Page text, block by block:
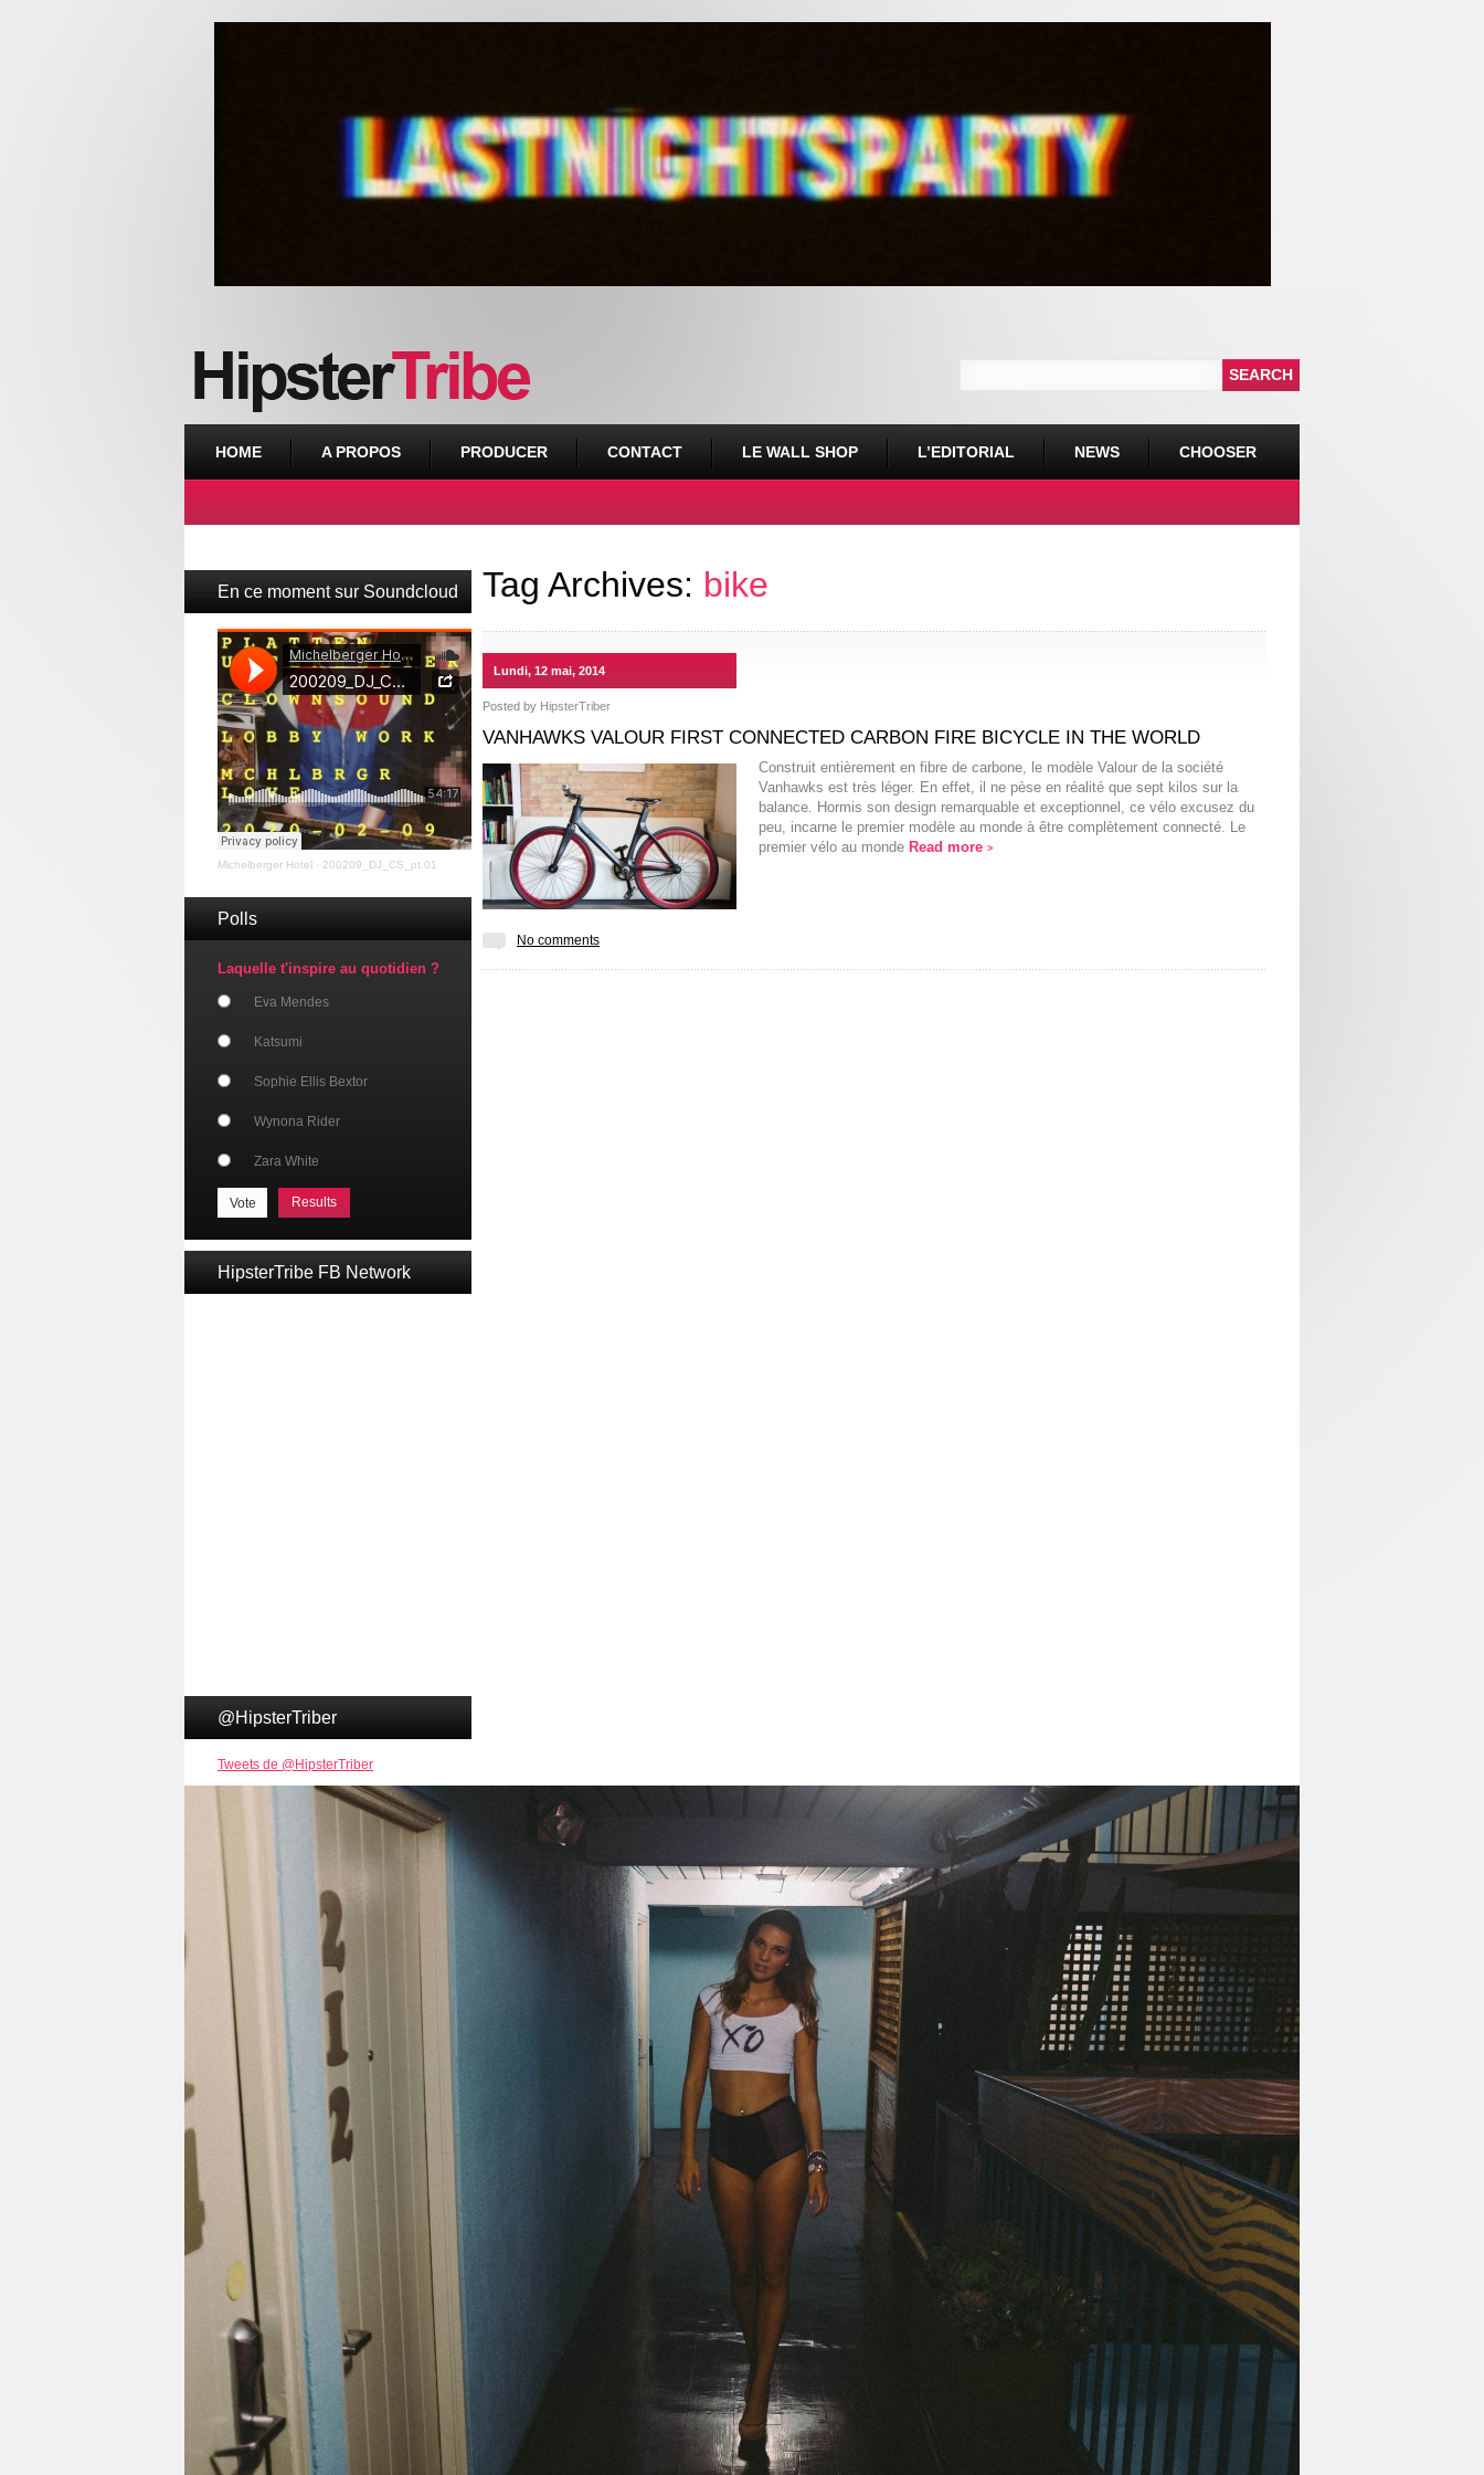
HOME A PROPOS PRODUCER CONTACT LE WALL SHOP L’EDITORIAL NEWS CHOOSER
En ce moment sur Soundcloud
Michelberger Hotel · 200209_DJ_CS_pt.01
Polls
Laquelle t'inspire au quotidien ?
Eva Mendes
Katsumi
Sophie Ellis Bextor
Wynona Rider
Zara White
Results
HipsterTribe FB Network
@HipsterTriber
Tweets de @HipsterTriber
Tag Archives: bike
Lundi, 12 mai, 2014
Posted by HipsterTriber
VANHAWKS VALOUR FIRST CONNECTED CARBON FIRE BICYCLE IN THE WORLD
Construit entièrement en fibre de carbone, le modèle Valour de la société
Vanhawks est très léger. En effet, il ne pèse en réalité que sept kilos sur la
balance. Hormis son design remarquable et exceptionnel, ce vélo excusez du
peu, incarne le premier modèle au monde à être complètement connecté. Le
premier vélo au monde Read more >
No comments